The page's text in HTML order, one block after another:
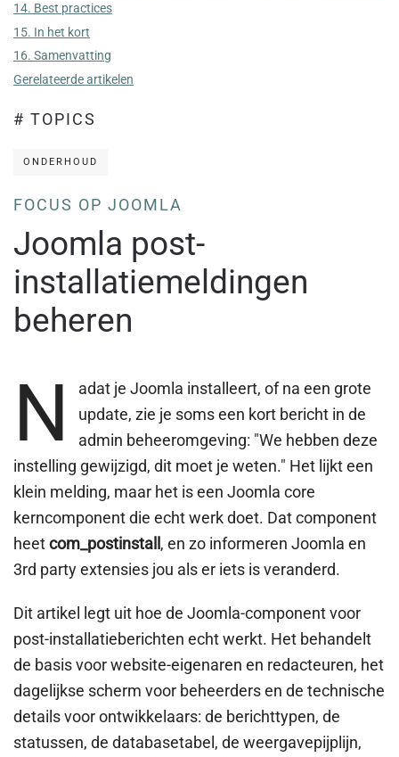
14. Best practices
15. In het kort
16. Samenvatting
Gerelateerde artikelen
# TOPICS
ONDERHOUD
FOCUS OP JOOMLA
Joomla post-
installatiemeldingen
beheren
N
adat je Joomla installeert, of na een grote
update, zie je soms een kort bericht in de
admin beheeromgeving: "We hebben deze
instelling gewijzigd, dit moet je weten." Het lijkt een
klein melding, maar het is een Joomla core
kerncomponent die echt werk doet. Dat component
heetcom_postinstall , en zo informeren Joomla en
3rd party extensies jou als er iets is veranderd.
Dit artikel legt uit hoe de Joomla-component voor
post-installatieberichten echt werkt. Het behandelt
de basis voor website-eigenaren en redacteuren, het
dagelijkse scherm voor beheerders en de technische
details voor ontwikkelaars: de berichttypen, de
statussen, de databasetabel, de weergavepijplijn,